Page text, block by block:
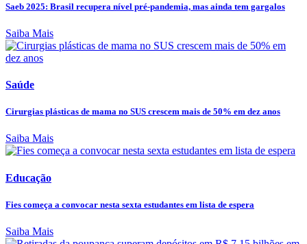
Saeb 2025: Brasil recupera nível pré-pandemia, mas ainda tem gargalos
Saiba Mais
Saúde
Cirurgias plásticas de mama no SUS crescem mais de 50% em dez anos
Saiba Mais
Educação
Fies começa a convocar nesta sexta estudantes em lista de espera
Saiba Mais